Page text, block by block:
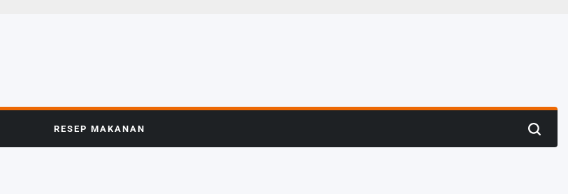
RESEP MAKANAN Search